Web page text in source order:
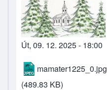
Út, 09. 12. 2025 - 18:00
mamater1225_0.jpg
(489.83 KB)